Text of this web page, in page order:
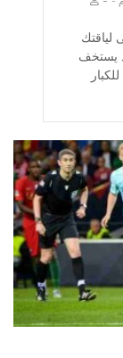
لياقتك
يستخف